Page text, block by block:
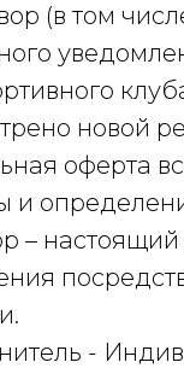
(в том
новой
оферта
и
–
-